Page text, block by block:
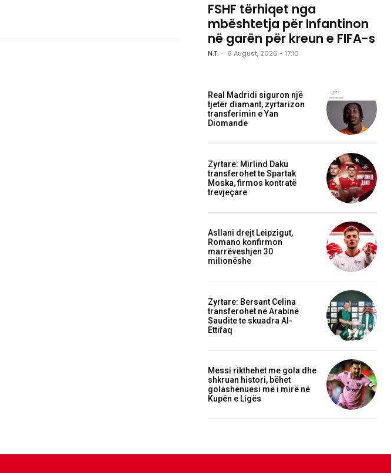
FSHF tërhiqet nga
mbështetja për Infantinon
në garën për kreun e FIFA-s
N.T. - 6 August, 2026 - 17:10
Real Madridi siguron një
tjetër diamant, zyrtarizon
transferimin e Yan
Diomande
Zyrtare: Mirlind Daku
transferohet te Spartak
Moska, firmos kontratë
trevjeçare
Asllani drejt Leipzigut,
Romano konfirmon
marrëveshjen 30
milionëshe
Zyrtare: Bersant Celina
transferohet në Arabinë
Saudite te skuadra Al-
Ettifaq
Messi rikthehet me gola dhe
shkruan histori, bëhet
golashënuesi më i mirë në
Kupën e Ligës